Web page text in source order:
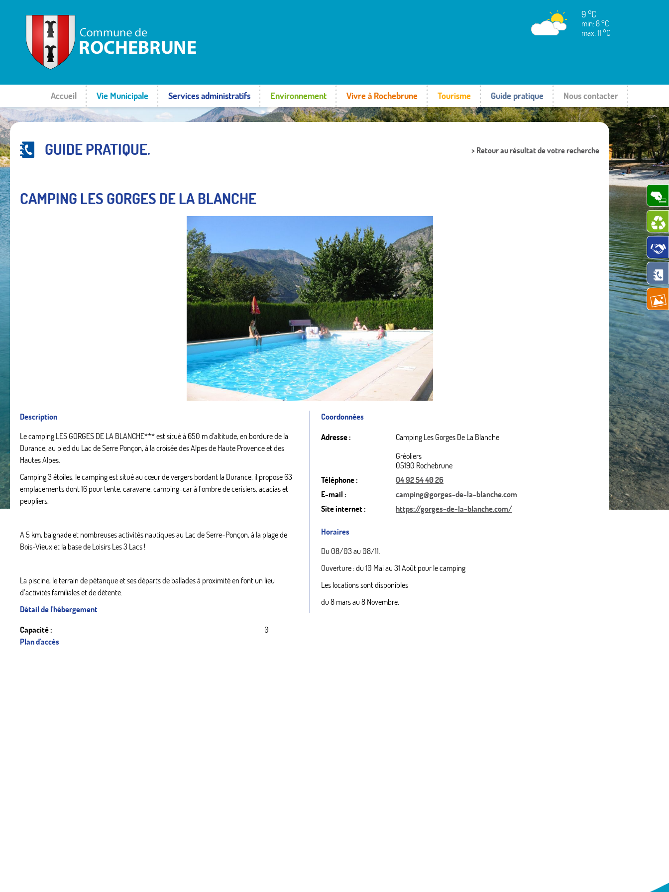
9 °C
min: 8 °C
max: 11 °C
Accueil Vie Municipale Services administratifs Environnement Vivre à Rochebrune Tourisme Guide pratique Nous contacter
GUIDE PRATIQUE. > Retour au résultat de votre recherche
CAMPING LES GORGES DE LA BLANCHE
Description
Le camping LES GORGES DE LA BLANCHE*** est situé à 650 m d'altitude, en bordure de la
Durance, au pied du Lac de Serre Ponçon, à la croisée des Alpes de Haute Provence et des
Hautes Alpes.
Camping 3 étoiles, le camping est situé au cœur de vergers bordant la Durance, il propose 63
emplacements dont 16 pour tente, caravane, camping-car à l’ombre de cerisiers, acacias et
peupliers.
A 5 km, baignade et nombreuses activités nautiques au Lac de Serre-Ponçon, à la plage de
Bois-Vieux et la base de Loisirs Les 3 Lacs !
La piscine, le terrain de pétanque et ses départs de ballades à proximité en font un lieu
d’activités familiales et de détente.
Détail de l'hébergement
Capacité : 0
Coordonnées
Adresse :
Camping Les Gorges De La Blanche
Gréoliers
05190 Rochebrune
Téléphone :
04 92 54 40 26
E-mail :
camping@gorges-de-la-blanche.com
Site internet :
https://gorges-de-la-blanche.com/
Horaires
Du 08/03 au 08/11.
Ouverture : du 10 Mai au 31 Août pour le camping
Les locations sont disponibles
du 8 mars au 8 Novembre.
Plan d'accès